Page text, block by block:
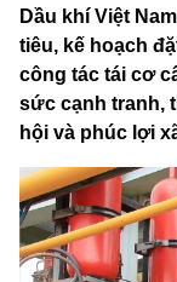
Dầu khí Việt
tiêu, kế hoạch
công tác tái cơ
sức cạnh tranh,
hội và phúc lợi